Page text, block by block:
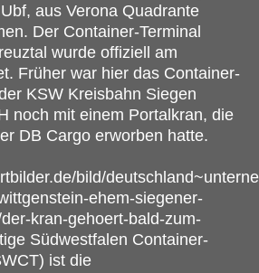
aus Verona Quadrante
Der Container-Terminal
wurde offiziell am
Früher war hier das Container-
KSW Kreisbahn Siegen
noch mit einem Portalkran, die
DB Cargo erworben hatte.
bild/
ehem-siegener-
kran-gehoert-bald-zum-
Südwestfalen Container-
ist die